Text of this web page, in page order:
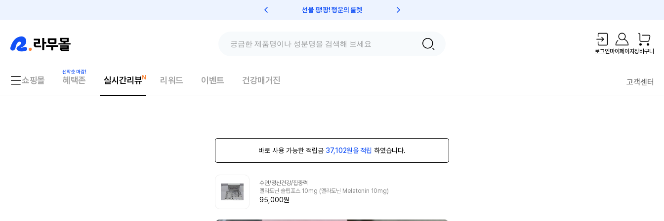
선물 팡!팡! 행운의 룰렛
로그인마이페이지장바구니
쇼핑몰 혜택존 실시간리뷰 리워드 이벤트 건강매거진 고객센터
바로 사용 가능한 적립금 37,102원을 적립 하였습니다.
수면/정신건강/집중력
멜라토닌 슬립포스 10mg (멜라토닌 Melatonin 10mg)
95,000원